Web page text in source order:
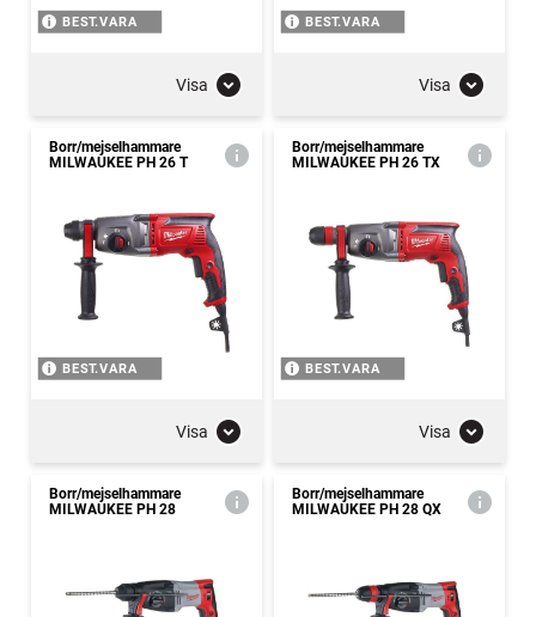
BEST.VARA
Visa
BEST.VARA
Visa
Borr/mejselhammare
MILWAUKEE PH 26 T
BEST.VARA
Visa
Borr/mejselhammare
MILWAUKEE PH 26 TX
BEST.VARA
Visa
Borr/mejselhammare
MILWAUKEE PH 28
Borr/mejselhammare
MILWAUKEE PH 28 QX